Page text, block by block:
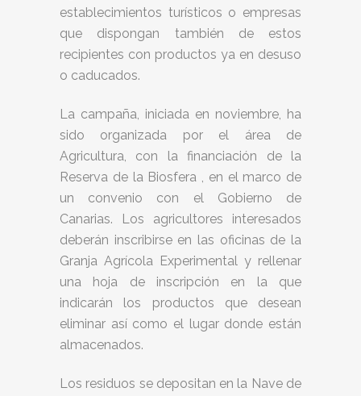
establecimientos turísticos o empresas
que dispongan también de estos
recipientes con productos ya en desuso
o caducados.
La campaña, iniciada en noviembre, ha
sido organizada por el área de
Agricultura, con la financiación de la
Reserva de la Biosfera , en el marco de
un convenio con el Gobierno de
Canarias. Los agricultores interesados
deberán inscribirse en las oficinas de la
Granja Agrícola Experimental y rellenar
una hoja de inscripción en la que
indicarán los productos que desean
eliminar así como el lugar donde están
almacenados.
Los residuos se depositan en la Nave de